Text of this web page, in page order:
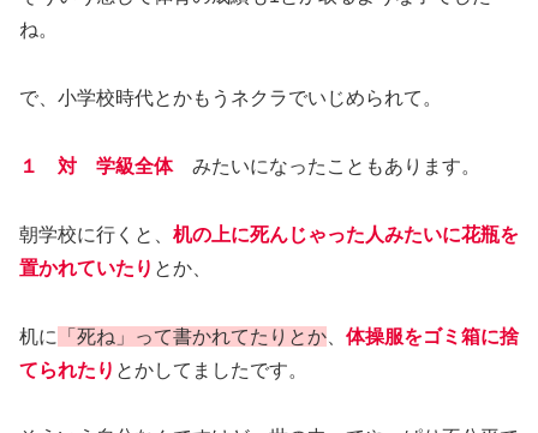
ね。
で、小学校時代とかもうネクラでいじめられて。
１ 対 学級全体みたいになったこともあります。
朝学校に行くと、 机の上に死んじゃった人みたいに花瓶を
置かれていたり とか、
机に 「死ね」って書かれてたりとか
体操服をゴミ箱に捨
てられたり とかしてましたです。